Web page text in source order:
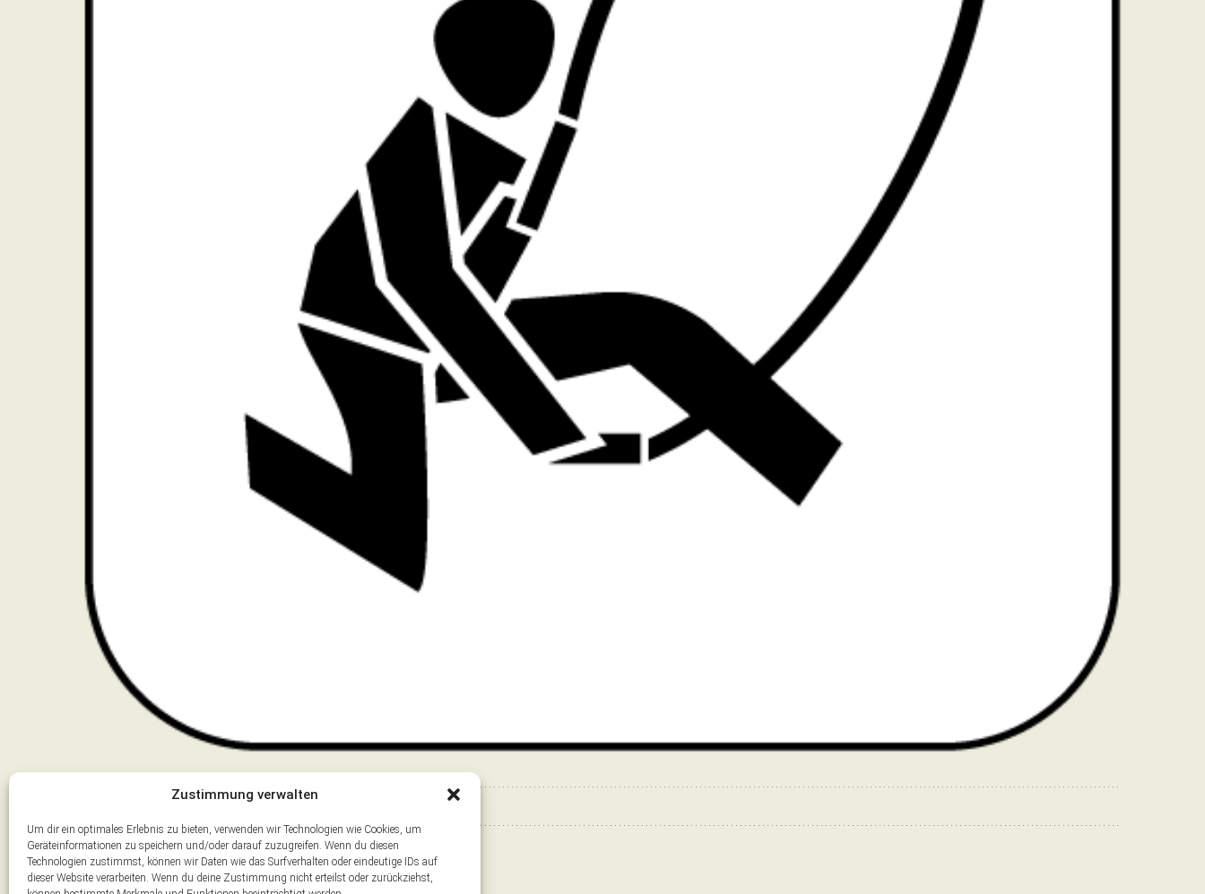
Zustimmung verwalten
Um dir ein optimales Erlebnis zu bieten, verwenden wir Technologien wie Cookies, um
Geräteinformationen zu speichern und/oder darauf zuzugreifen. Wenn du diesen
Technologien zustimmst, können wir Daten wie das Surfverhalten oder eindeutige IDs auf
dieser Website verarbeiten. Wenn du deine Zustimmung nicht erteilst oder zurückziehst,